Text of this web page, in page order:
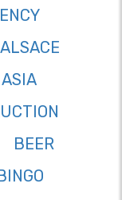
ALSACE
ASIA
BEER